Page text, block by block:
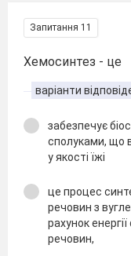
Запитання 11
Хемосинтез - це
варіанти
забезпечує
сполуками, що
у якості їжі
це процес
речовин з
рахунок
речовин,